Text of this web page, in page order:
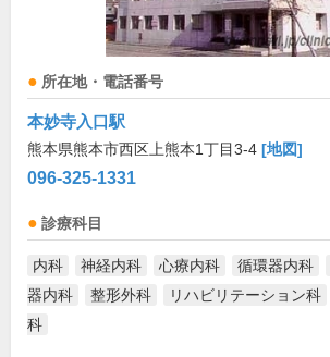
所在地・電話番号
本妙寺入口駅
熊本県熊本市西区上熊本1丁目3-4 [地図]
096-325-1331
診療科目
内科 神経内科 心療内科 循環器内科
器内科
整形外科 リハビリテーション科
科